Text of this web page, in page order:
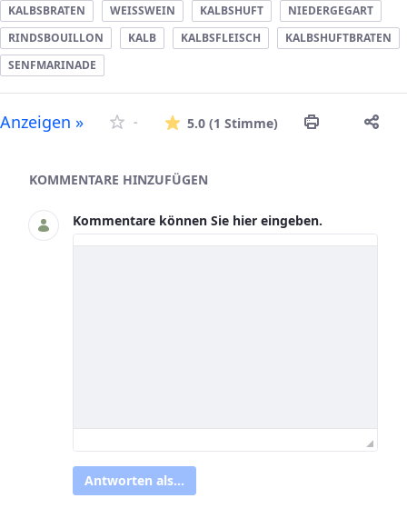
KALBSBRATEN
WEISSWEIN KALBSHUFT
NIEDERGEGART
RINDSBOUILLON
KALB KALBSFLEISCH
KALBSHUFTBRATEN
SENFMARINADE
Anzeigen » - 5.0 (1 Stimme) Die
Asset-Herausgeber
KOMMENTARE HINZUFÜGEN
Kommentare können Sie hier eingeben.
Antworten als...